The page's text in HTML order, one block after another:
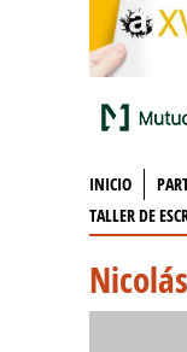
INICIO
TALLER DE